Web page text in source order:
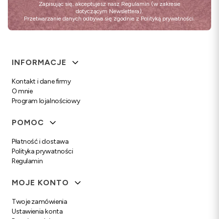
Zapisując się, akceptujesz nasz Regulamin (w zakresie
dotyczącym Newslettera).
Przetwarzanie danych odbywa się zgodnie z Polityką prywatności.
Linki w stopce
INFORMACJE
Kontakt i dane firmy
O mnie
Program lojalnościowy
POMOC
Płatność i dostawa
Polityka prywatności
Regulamin
MOJE KONTO
Twoje zamówienia
Ustawienia konta